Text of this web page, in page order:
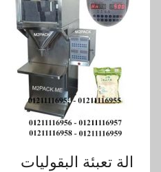
الة تعبئة البقوليات